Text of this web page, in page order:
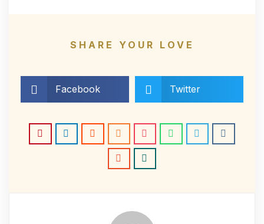
SHARE YOUR LOVE
Facebook Twitter